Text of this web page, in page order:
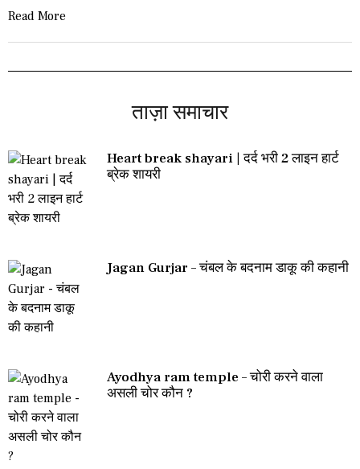
Read More
ताज़ा समाचार
Heart break shayari | दर्द भरी 2 लाइन हार्ट
ब्रेक शायरी
Jagan Gurjar – चंबल के बदनाम डाकू की कहानी
Ayodhya ram temple – चोरी करने वाला
असली चोर कौन ?